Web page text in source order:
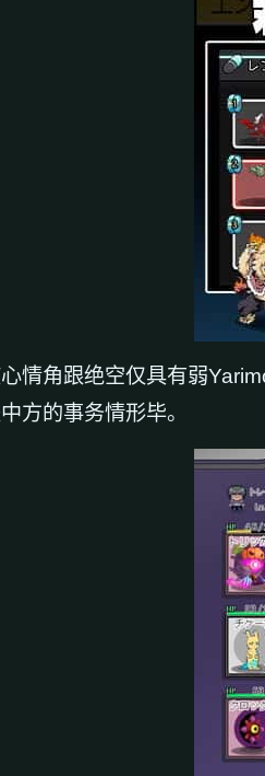
情角跟绝空仅具有弱
方的事务情形毕。